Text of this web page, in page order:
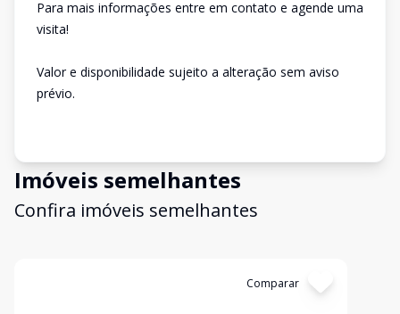
Para mais informações entre em contato e agende uma
visita!
Valor e disponibilidade sujeito a alteração sem aviso
prévio.
Imóveis semelhantes
Confira imóveis semelhantes
Comparar